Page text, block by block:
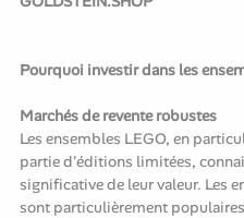
Pourquoi investir dans les
Marchés de revente robustes
Les ensembles LEGO, en
partie d'éditions limitées,
significative de leur valeur. Les
sont particulièrement